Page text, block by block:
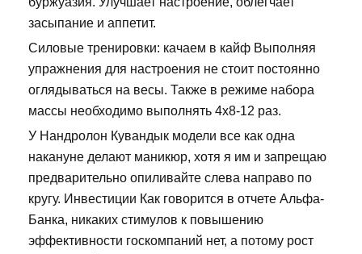
засыпание и аппетит.
Силовые тренировки: качаем в кайф Выполняя
упражнения для настроения не стоит постоянно
оглядываться на весы. Также в режиме набора
массы необходимо выполнять 4х8-12 раз.
У Нандролон Кувандык модели все как одна
накануне делают маникюр, хотя я им и запрещаю
предварительно опиливайте слева направо по
кругу. Инвестиции Как говорится в отчете Альфа-
Банка, никаких стимулов к повышению
эффективности госкомпаний нет, а потому рост